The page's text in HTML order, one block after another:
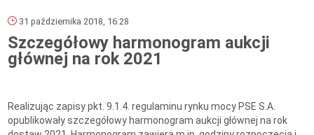
31 października 2018, 16:28
Szczegółowy harmonogram aukcji
głównej na rok 2021
Realizując zapisy pkt. 9.1.4. regulaminu rynku mocy PSE S.A.
opublikowały szczegółowy harmonogram aukcji głównej na rok